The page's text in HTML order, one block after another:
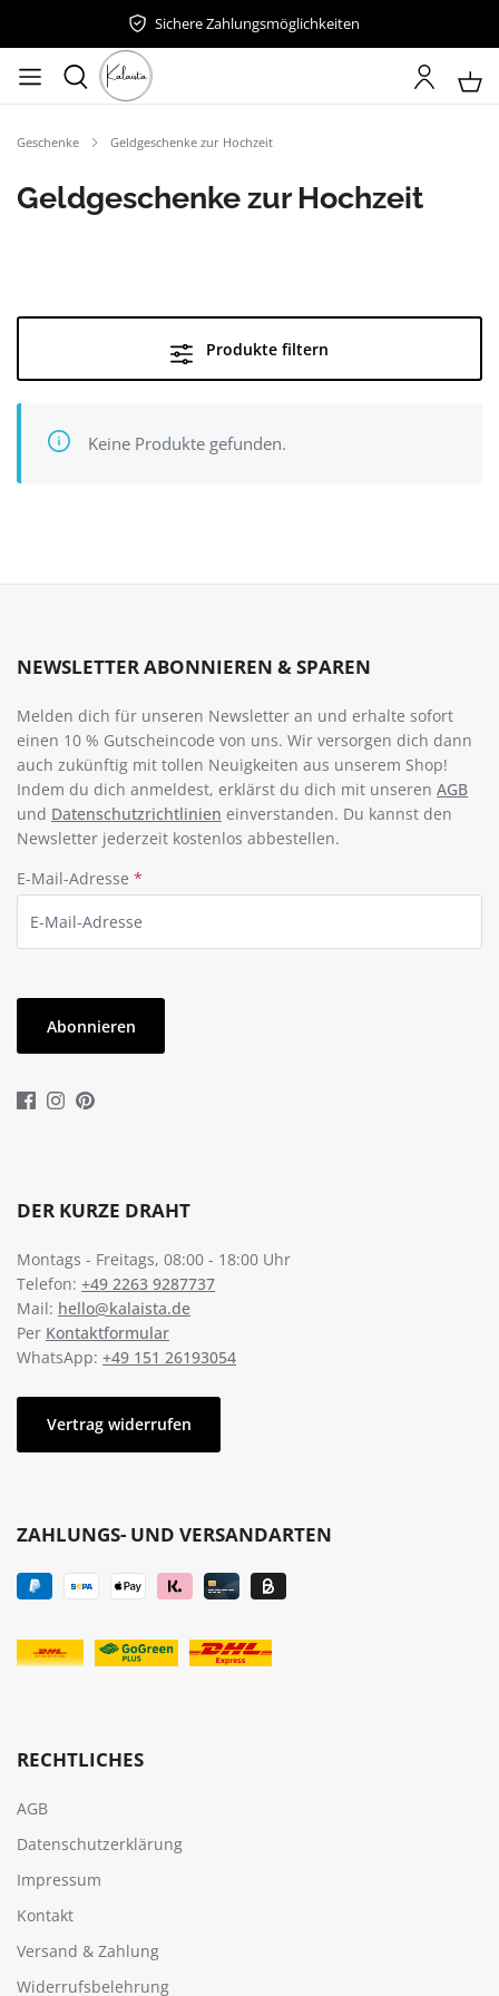
Sichere Zahlungsmöglichkeiten
Geschenke Geldgeschenke zur Hochzeit
Geldgeschenke zur Hochzeit
Produkte filtern
Keine Produkte gefunden.
NEWSLETTER ABONNIEREN & SPAREN
Melden dich für unseren Newsletter an und erhalte sofort
einen 10 % Gutscheincode von uns. Wir versorgen dich dann
auch zukünftig mit tollen Neuigkeiten aus unserem Shop!
Indem du dich anmeldest, erklärst du dich mit unseren AGB
und Datenschutzrichtlinien einverstanden. Du kannst den
Newsletter jederzeit kostenlos abbestellen.
E-Mail-Adresse *
Abonnieren
DER KURZE DRAHT
Montags - Freitags, 08:00 - 18:00 Uhr
Telefon: +49 2263 9287737
Mail: hello@kalaista.de
Per Kontaktformular
WhatsApp: +49 151 26193054
Vertrag widerrufen
ZAHLUNGS- UND VERSANDARTEN
RECHTLICHES
AGB
Datenschutzerklärung
Impressum
Kontakt
Versand & Zahlung
Widerrufsbelehrung